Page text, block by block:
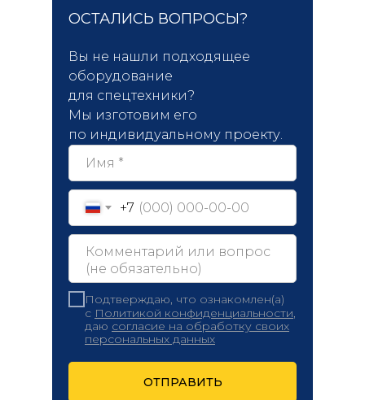
ОСТАЛИСЬ ВОПРОСЫ?
Вы не нашли подходящее
оборудование
для спецтехники?
Мы изготовим его
по индивидуальному проекту.
+7
Подтверждаю, что ознакомлен(а)
с Политикой конфиденциальности,
даю согласие на обработку своих
персональных данных
ОТПРАВИТЬ